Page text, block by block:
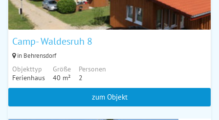
Camp- Waldesruh 8
in Behrensdorf
Objekttyp
Ferienhaus
Größe
40 m²
Personen
2
zum Objekt